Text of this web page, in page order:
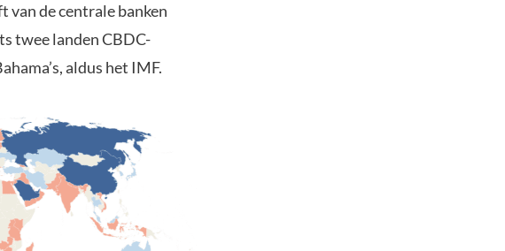
van de centrale banken
twee landen CBDC-
aldus het IMF.